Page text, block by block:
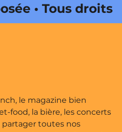
Tous droits
Onda Web •
le magazine bien
food, la bière, les concerts
partager toutes nos